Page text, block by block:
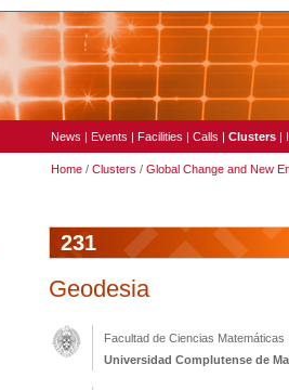
News | Events | Facilities | Calls | Clusters |
Home / Clusters / Global Change and New
231
Geodesia
Facultad de Ciencias Matemáticas
Universidad Complutense de